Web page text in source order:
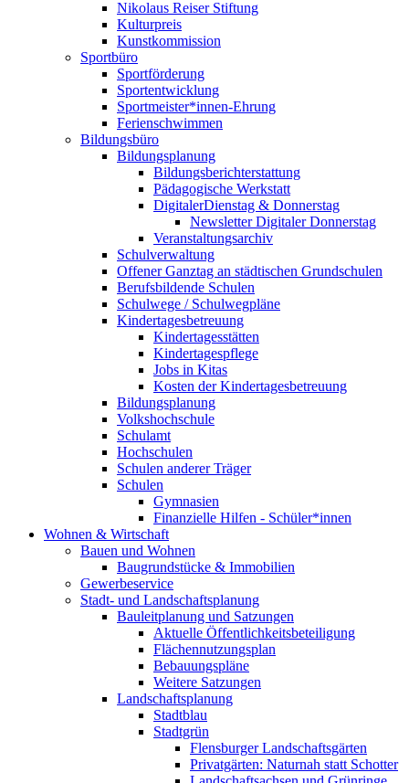
Nikolaus Reiser Stiftung
Kulturpreis
Kunstkommission
Sportbüro
Sportförderung
Sportentwicklung
Sportmeister*innen-Ehrung
Ferienschwimmen
Bildungsbüro
Bildungsplanung
Bildungsberichterstattung
Pädagogische Werkstatt
DigitalerDienstag & Donnerstag
Newsletter Digitaler Donnerstag
Veranstaltungsarchiv
Schulverwaltung
Offener Ganztag an städtischen Grundschulen
Berufsbildende Schulen
Schulwege / Schulwegpläne
Kindertagesbetreuung
Kindertagesstätten
Kindertagespflege
Jobs in Kitas
Kosten der Kindertagesbetreuung
Bildungsplanung
Volkshochschule
Schulamt
Hochschulen
Schulen anderer Träger
Schulen
Gymnasien
Finanzielle Hilfen - Schüler*innen
Wohnen & Wirtschaft
Bauen und Wohnen
Baugrundstücke & Immobilien
Gewerbeservice
Stadt- und Landschaftsplanung
Bauleitplanung und Satzungen
Aktuelle Öffentlichkeitsbeteiligung
Flächennutzungsplan
Bebauungspläne
Weitere Satzungen
Landschaftsplanung
Stadtblau
Stadtgrün
Flensburger Landschaftsgärten
Privatgärten: Naturnah statt Schotter